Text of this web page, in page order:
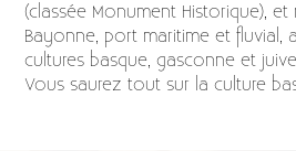
(classée Monument Historique), et
Bayonne, port maritime et fluvial,
cultures basque, gasconne et
Vous saurez tout sur la culture